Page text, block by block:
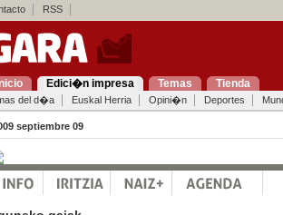
RSS
Edici�n impresa Temas Tienda
del d�a Euskal Herria Opini�n Deportes
septiembre 09